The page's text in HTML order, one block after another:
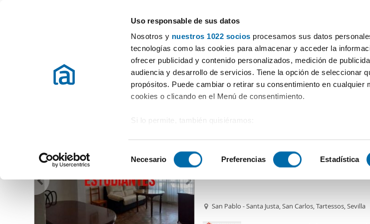
Uso responsable de sus datos
Nosotros y nuestros 1022 socios procesamos sus datos
tecnologías como las cookies para almacenar y acceder la
ofrecer publicidad y contenido personalizados, medición de
audiencia y desarrollo de servicios. Tiene la opción de seleccionar
propósitos. Puede cambiar o retirar su consentimiento en cualquier
cookies o clicando en el Menú de consentimiento.
Si lo permite, también quisiéramos:
Identificar su dispositivo analizándolo activamente para buscar
Obtenga más información sobre cómo se procesan sus datos
preferencias en la
en la Declaración de cookies.
e
e
c
c
Necesario Preferencias Estadística
Zimmer
Mietwohnungen Sevilla Vermieten Wohnung Sevilla
Provinz (719 Immobilien)
Alquiler piso amueblado San pablo - santa justa
San Pablo - Santa Justa, San Carlos, Tartessos, Sevilla